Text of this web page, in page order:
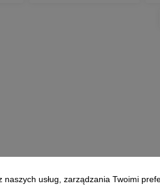
usług, zarządzania Twoimi